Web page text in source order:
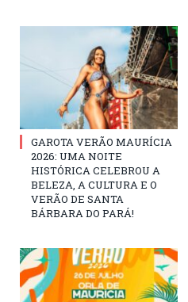
GAROTA VERÃO MAURÍCIA
2026: UMA NOITE
HISTÓRICA CELEBROU A
BELEZA, A CULTURA E O
VERÃO DE SANTA
BÁRBARA DO PARÁ!